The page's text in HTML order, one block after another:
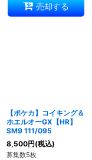
売却する
【ポケカ】コイキング＆
ホエルオーGX【HR】
SM9 111/095
8,500円(税込)
募集数5枚